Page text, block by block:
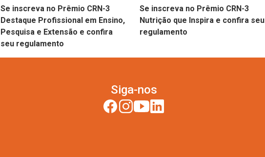
Se inscreva no Prêmio CRN-3
Destaque Profissional em Ensino,
Pesquisa e Extensão e confira
seu regulamento
Se inscreva no Prêmio CRN-3
Nutrição que Inspira e confira seu
regulamento
Siga-nos